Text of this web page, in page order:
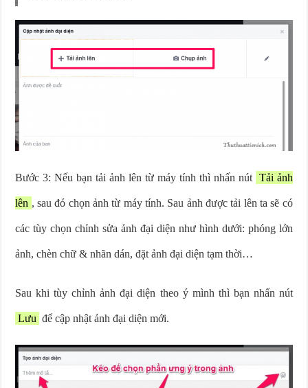
Bước 3: Nếu bạn tải ảnh lên từ máy tính thì nhấn nút Tải ảnh
lên , sau đó chọn ảnh từ máy tính. Sau ảnh được tải lên ta sẽ có
các tùy chọn chỉnh sửa ảnh đại diện như hình dưới: phóng lớn
ảnh, chèn chữ & nhãn dán, đặt ảnh đại diện tạm thời…
Sau khi tùy chỉnh ảnh đại diện theo ý mình thì bạn nhấn nút
Lưu để cập nhật ảnh đại diện mới.